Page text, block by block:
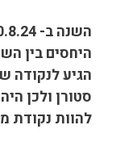
היחסים בין
הגיע לנקודה
סטורן ולכן
להוות נקודת